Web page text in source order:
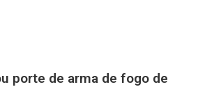
porte de arma de fogo de